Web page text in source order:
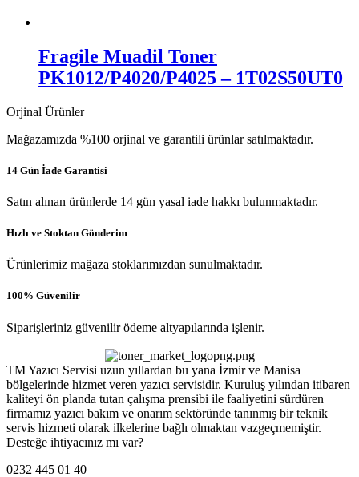
Fragile Muadil Toner
PK1012/P4020/P4025 – 1T02S50UT0
Orjinal Ürünler
Mağazamızda %100 orjinal ve garantili ürünlar satılmaktadır.
14 Gün İade Garantisi
Satın alınan ürünlerde 14 gün yasal iade hakkı bulunmaktadır.
Hızlı ve Stoktan Gönderim
Ürünlerimiz mağaza stoklarımızdan sunulmaktadır.
100% Güvenilir
Siparişleriniz güvenilir ödeme altyapılarında işlenir.
TM Yazıcı Servisi uzun yıllardan bu yana İzmir ve Manisa
bölgelerinde hizmet veren yazıcı servisidir. Kuruluş yılından itibaren
kaliteyi ön planda tutan çalışma prensibi ile faaliyetini sürdüren
firmamız yazıcı bakım ve onarım sektöründe tanınmış bir teknik
servis hizmeti olarak ilkelerine bağlı olmaktan vazgeçmemiştir.
Desteğe ihtiyacınız mı var?
0232 445 01 40